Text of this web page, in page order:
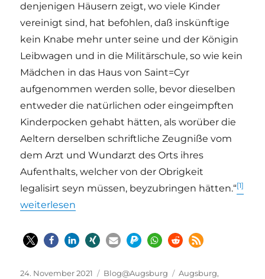
denjenigen Häusern zeigt, wo viele Kinder
vereinigt sind, hat befohlen, daß inskünftige
kein Knabe mehr unter seine und der Königin
Leibwagen und in die Militärschule, so wie kein
Mädchen in das Haus von Saint=Cyr
aufgenommen werden solle, bevor dieselben
entweder die natürlichen oder eingeimpften
Kinderpocken gehabt hätten, als worüber die
Aeltern derselben schriftliche Zeugniße vom
dem Arzt und Wundarzt des Orts ihres
Aufenthalts, welcher von der Obrigkeit
legalisirt seyn müssen, beyzubringen hätten.“[1]
„Pocken – wie die Impfung nach Augsburg kam“
weiterlesen
Veröffentlicht
24. November 2021 Kategorien
Blog@Augsburg Schlagwörter
Augsburg,